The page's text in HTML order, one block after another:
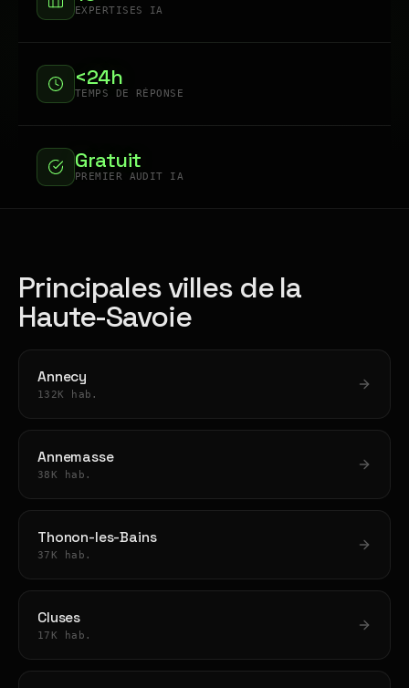
EXPERTISES IA
<24h
TEMPS DE RÉPONSE
Gratuit
PREMIER AUDIT IA
Principales villes de la
Haute-Savoie
Annecy
132K hab.
Annemasse
38K hab.
Thonon-les-Bains
37K hab.
Cluses
17K hab.